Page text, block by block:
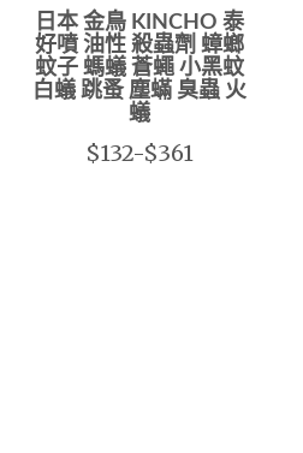
日本 金鳥 KINCHO 泰
好噴 油性 殺蟲劑 蟑螂
蚊子 螞蟻 蒼蠅 小黑蚊
白蟻 跳蚤 塵蟎 臭蟲 火
蟻
$132-$361